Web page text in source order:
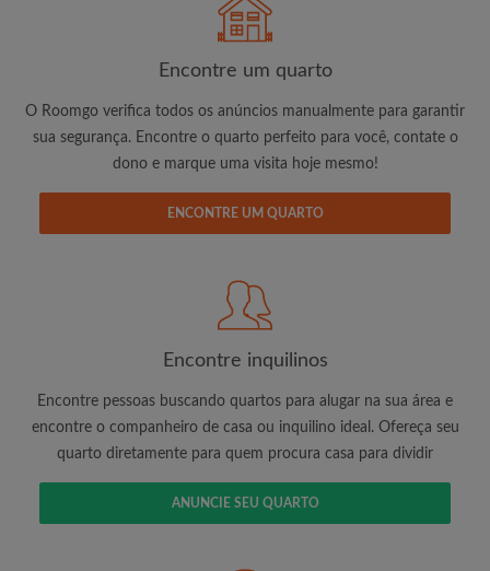
Li, entendi e concordo com os Termos e Condições de
uso e com a Política de Privadicade
É 100% grátis!
Crie uma conta e comece a procurar
Envie mensagens ilimitadas para todos os
Encontre um quarto
O Roomgo verifica todos os anúncios manualmente para garantir
sua segurança. Encontre o quarto perfeito para você, contate o
dono e marque uma visita hoje mesmo!
ENCONTRE UM QUARTO
Encontre inquilinos
Encontre pessoas buscando quartos para alugar na sua área e
encontre o companheiro de casa ou inquilino ideal. Ofereça seu
quarto diretamente para quem procura casa para dividir
ANUNCIE SEU QUARTO